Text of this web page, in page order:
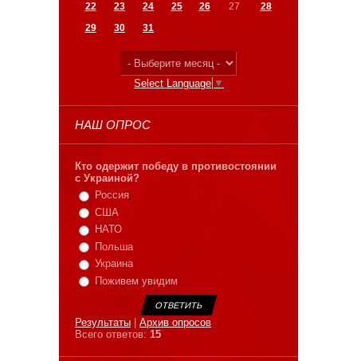
22
23 24 25 26 27
28
29
30 31
Select Language ▼
НАШ ОПРОС
Кто одержит победу в противостоянии
с Украиной?
Россия
США
НАТО
Польша
Украина
Поживем увидим
Результаты
Архив опросов
Всего ответов: 15